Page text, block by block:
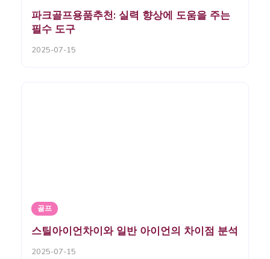
파크골프용품추천: 실력 향상에 도움을 주는
필수 도구
2025-07-15
골프
스틸아이언차이와 일반 아이언의 차이점 분석
2025-07-15